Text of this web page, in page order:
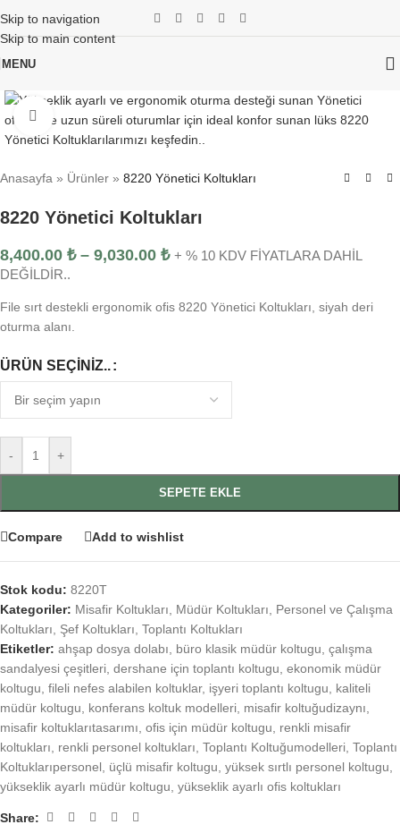
Skip to navigation
Skip to main content
MENU
Click to enlarge
Anasayfa » Ürünler » 8220 Yönetici Koltukları
8220 Yönetici Koltukları
8,400.00 ₺ – 9,030.00 ₺ + % 10 KDV FİYATLARA DAHİL
DEĞİLDİR..
File sırt destekli ergonomik ofis 8220 Yönetici Koltukları, siyah deri
oturma alanı.
ÜRÜN SEÇINIZ..
- +
SEPETE EKLE
Compare Add to wishlist
Stok kodu: 8220T
Kategoriler: Misafir Koltukları Müdür Koltukları
Personel ve Çalışma
Koltukları
Şef Koltukları Toplantı Koltukları
Etiketler: ahşap dosya dolabı büro klasik müdür koltugu çalışma
sandalyesi çeşitleri dershane için toplantı koltugu ekonomik müdür
koltugu fileli nefes alabilen koltuklar, işyeri toplantı koltugu
kaliteli
müdür koltugu
konferans koltuk modelleri misafir koltuğudizaynı
misafir koltuklarıtasarımı ofis için müdür koltugu
renkli misafir
koltukları
renkli personel koltukları Toplantı Koltuğumodelleri Toplantı
Koltuklarıpersonel üçlü misafir koltugu yüksek sırtlı personel koltugu
yükseklik ayarlı müdür koltugu yükseklik ayarlı ofis koltukları
Share: